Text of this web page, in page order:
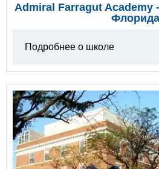
Admiral Farragut Academy
Флорида
Подробнее о школе